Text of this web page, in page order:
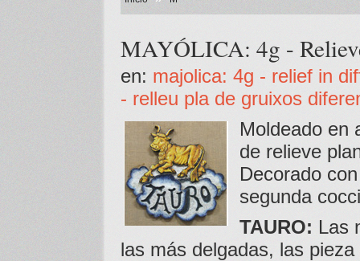
MAYÓLICA: 4g -
en: majolica: 4g - relief in
- relleu pla de gruixos
Moldeado en
de relieve
Decorado
segunda
TAURO: Las
las más delgadas, las